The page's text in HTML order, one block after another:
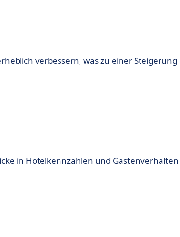
verbessern, was zu einer Steigerung
in Hotelkennzahlen und